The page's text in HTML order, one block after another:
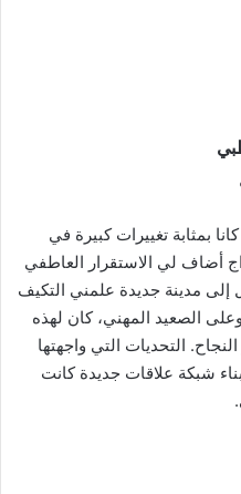
بمثابة تغييرات كبيرة في
أضاف لي الاستقرار العاطفي
إلى مدينة جديدة علمني التكيف
الصعيد المهني، كان لهذه
التحديات التي واجهتها
شبكة علاقات جديدة كانت